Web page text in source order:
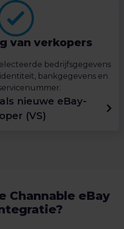
van verkopers
bedrijfsgegevens
bankgegevens en
nieuwe eBay-
(VS)
Channable eBay